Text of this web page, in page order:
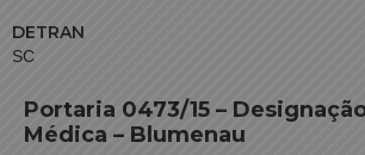
DETRAN
SC
Portaria 0473/15 –
Médica – Blumenau